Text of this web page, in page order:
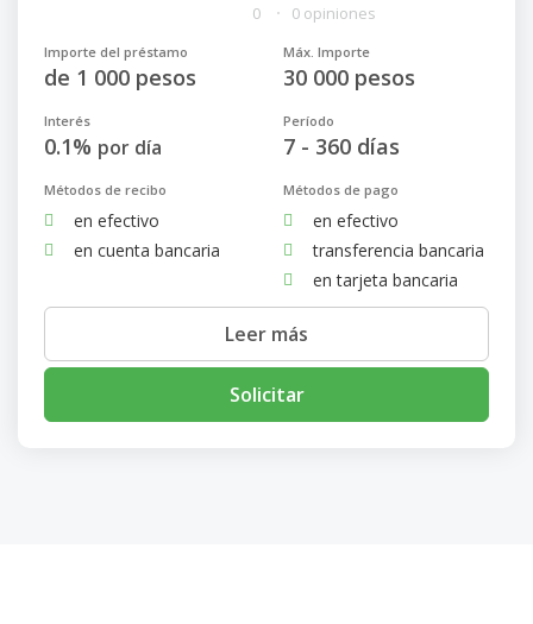
0 0 opiniones
Importe del préstamo
de 1 000 pesos
Máx. Importe
30 000 pesos
Interés
0.1% por día
Período
7 - 360 días
Métodos de recibo
en efectivo
en cuenta bancaria
Métodos de pago
en efectivo
transferencia bancaria
en tarjeta bancaria
Leer más
Solicitar